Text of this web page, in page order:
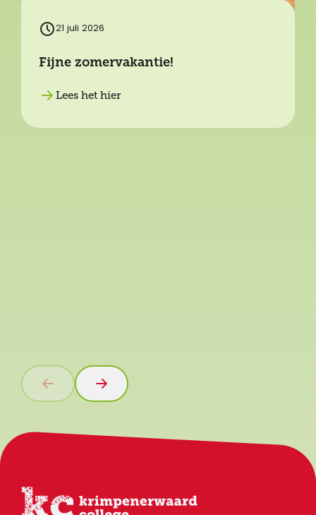
21 juli 2026
Fijne zomervakantie!
Lees het hier